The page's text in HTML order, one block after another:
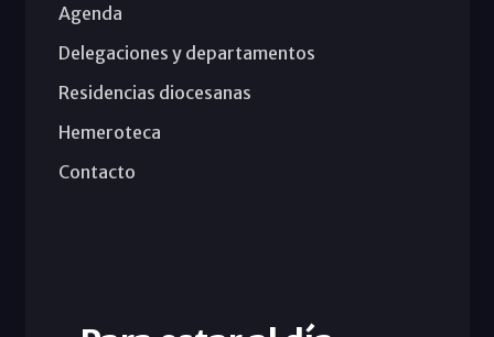
Agenda
Delegaciones y departamentos
Residencias diocesanas
Hemeroteca
Contacto